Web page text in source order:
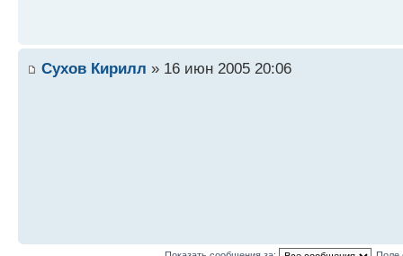
Сухов Кирилл » 16 июн 2005 20:06